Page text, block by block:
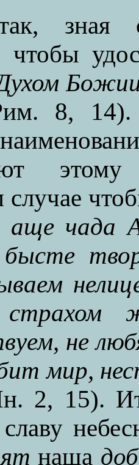
зная
8, 14).
случае
аще чада
страхом
не
мир,
2, 15).
наша